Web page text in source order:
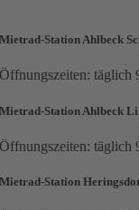
Mietrad-Station Ahlbeck
Öffnungszeiten: täglich
Mietrad-Station Ahlbeck
Öffnungszeiten: täglich
Mietrad-Station